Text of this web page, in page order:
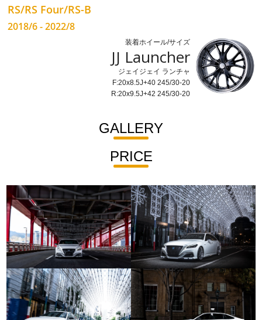
RS/RS Four/RS-B
2018/6 - 2022/8
装着ホイール/サイズ
JJ Launcher
ジェイジェイ ランチャ
F:20x8.5J+40 245/30-20
R:20x9.5J+42 245/30-20
GALLERY
PRICE